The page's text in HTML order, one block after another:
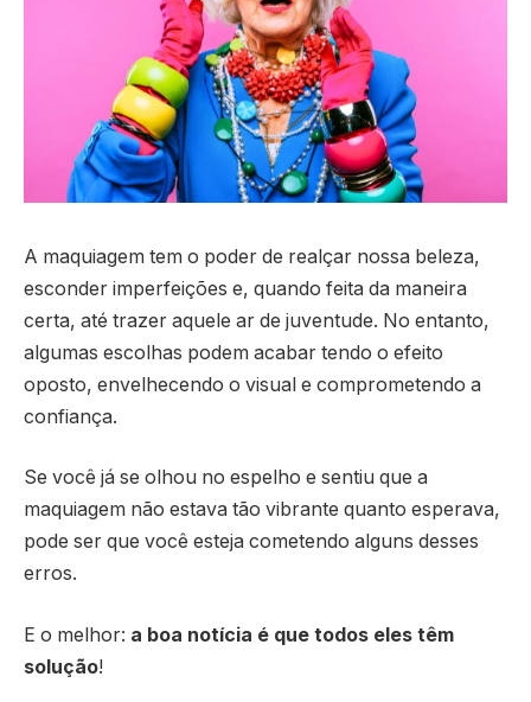
A maquiagem tem o poder de realçar nossa beleza,
esconder imperfeições e, quando feita da maneira
certa, até trazer aquele ar de juventude. No entanto,
algumas escolhas podem acabar tendo o efeito
oposto, envelhecendo o visual e comprometendo a
confiança.
Se você já se olhou no espelho e sentiu que a
maquiagem não estava tão vibrante quanto esperava,
pode ser que você esteja cometendo alguns desses
erros.
E o melhor: a boa notícia é que todos eles têm
solução!